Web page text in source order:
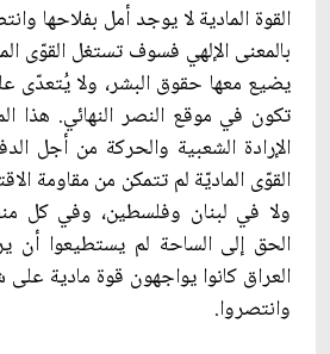
القوة المادية لا يوجد أمل بفلاحها
بالمعنى الإلهي فسوف تستغل القوّى
يضيع معها حقوق البشر، ولا
تكون في موقع النصر النهائي. هذا
الإرادة الشعبية والحركة من أجل
القوّى الماديّة لم تتمكن من مقاومة
ولا في لبنان وفلسطين، وفي كل
الحق إلى الساحة لم يستطيعوا أن
العراق كانوا يواجهون قوة مادية على
وانتصروا.